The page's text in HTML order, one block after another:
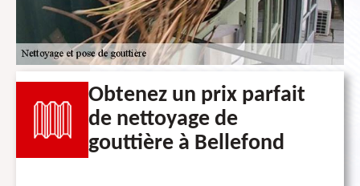
Obtenez un prix parfait
de nettoyage de
gouttière à Bellefond